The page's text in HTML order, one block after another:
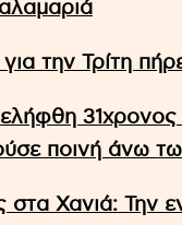
την Τρίτη
ποινή άνω
Χανιά: Την